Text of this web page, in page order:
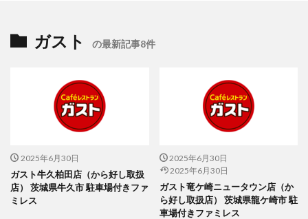
ガスト の最新記事8件
2025年6月30日
ガスト牛久柏田店（から好し取扱
店） 茨城県牛久市 駐車場付きファ
ミレス
2025年6月30日
2025年6月30日
ガスト竜ケ崎ニュータウン店（か
ら好し取扱店） 茨城県龍ケ崎市 駐
車場付きファミレス